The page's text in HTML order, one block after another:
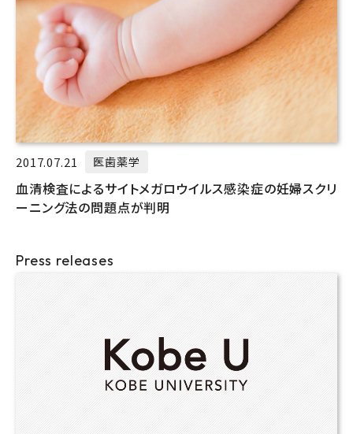
2017.07.21 医歯薬学
血清検査によるサイトメガロウイルス感染症の妊婦スクリ
ーニング法の問題点が判明
Press releases